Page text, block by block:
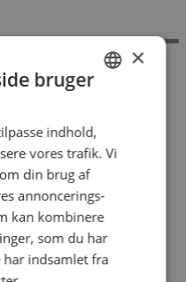
easter”
Krævede felter er
DANISH
×
bruger
indhold,
vores trafik. Vi
din brug af
annoncerings-
kan kombinere
som du har
indsamlet fra